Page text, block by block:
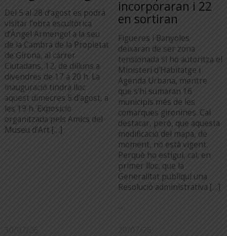
Del 5 al 28 d’agost es podrà
visitar l’obra escultòrica
d’Àngel Armengol a la seu
de la Cambra de la Propietat
de Girona, al carrer
Ciutadans, 12, de dilluns a
divendres de 17 a 20 h. La
inauguració tindrà lloc
aquest dimecres 5 d’agost, a
les 19 h. Exposició
organitzada pels Amics del
Museu d’Art […]
...
incorporaran i 22
en sortiran
Figueres i Banyoles
deixaran de ser zona
tensionada si ho autoritza el
Ministeri d’Habitatge i
Agenda Urbana, mentre
que s’hi sumaran 16
municipis més de les
comarques gironines. Cal
destacar, però, que aquesta
modificació del mapa, de
moment, no està vigent.
Perquè ho estigui, cal, en
primer lloc, que la
Generalitat publiqui una
Resolució administrativa […]
...
30/07/26 20/07/26